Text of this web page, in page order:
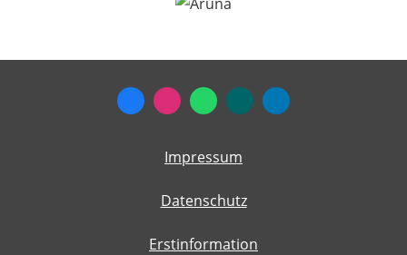
Impressum
Datenschutz
Erstinformation